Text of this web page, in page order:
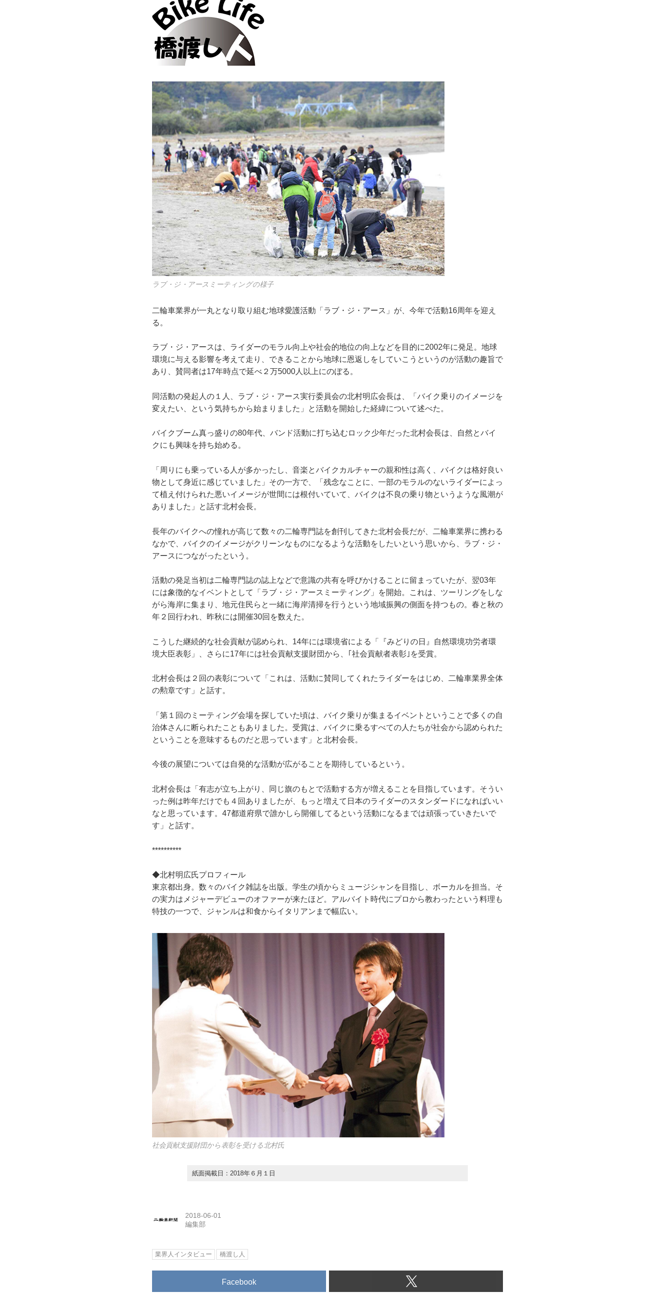
ラブ・ジ・アースミーティングの様子
二輪車業界が一丸となり取り組む地球愛護活動「ラブ・ジ・アース」が、今年で活動16周年を迎え
る。
ラブ・ジ・アースは、ライダーのモラル向上や社会的地位の向上などを目的に2002年に発足。地球
環境に与える影響を考えて走り、できることから地球に恩返しをしていこうというのが活動の趣旨で
あり、賛同者は17年時点で延べ２万5000人以上にのぼる。
同活動の発起人の１人、ラブ・ジ・アース実行委員会の北村明広会長は、「バイク乗りのイメージを
変えたい、という気持ちから始まりました」と活動を開始した経緯について述べた。
バイクブーム真っ盛りの80年代、バンド活動に打ち込むロック少年だった北村会長は、自然とバイ
クにも興味を持ち始める。
「周りにも乗っている人が多かったし、音楽とバイクカルチャーの親和性は高く、バイクは格好良い
物として身近に感じていました」その一方で、「残念なことに、一部のモラルのないライダーによっ
て植え付けられた悪いイメージが世間には根付いていて、バイクは不良の乗り物というような風潮が
ありました」と話す北村会長。
長年のバイクへの憧れが高じて数々の二輪専門誌を創刊してきた北村会長だが、二輪車業界に携わる
なかで、バイクのイメージがクリーンなものになるような活動をしたいという思いから、ラブ・ジ・
アースにつながったという。
活動の発足当初は二輪専門誌の誌上などで意識の共有を呼びかけることに留まっていたが、翌03年
には象徴的なイベントとして「ラブ・ジ・アースミーティング」を開始。これは、ツーリングをしな
がら海岸に集まり、地元住民らと一緒に海岸清掃を行うという地域振興の側面を持つもの。春と秋の
年２回行われ、昨秋には開催30回を数えた。
こうした継続的な社会貢献が認められ、14年には環境省による「『みどりの日』自然環境功労者環
境大臣表彰」、さらに17年には社会貢献支援財団から、｢社会貢献者表彰｣を受賞。
北村会長は２回の表彰について「これは、活動に賛同してくれたライダーをはじめ、二輪車業界全体
の勲章です」と話す。
「第１回のミーティング会場を探していた頃は、バイク乗りが集まるイベントということで多くの自
治体さんに断られたこともありました。受賞は、バイクに乗るすべての人たちが社会から認められた
ということを意味するものだと思っています」と北村会長。
今後の展望については自発的な活動が広がることを期待しているという。
北村会長は「有志が立ち上がり、同じ旗のもとで活動する方が増えることを目指しています。そうい
った例は昨年だけでも４回ありましたが、もっと増えて日本のライダーのスタンダードになればいい
なと思っています。47都道府県で誰かしら開催してるという活動になるまでは頑張っていきたいで
す」と話す。
**********
◆北村明広氏プロフィール
東京都出身。数々のバイク雑誌を出版。学生の頃からミュージシャンを目指し、ボーカルを担当。そ
の実力はメジャーデビューのオファーが来たほど。アルバイト時代にプロから教わったという料理も
特技の一つで、ジャンルは和食からイタリアンまで幅広い。
社会貢献支援財団から表彰を受ける北村氏
紙面掲載日：2018年６月１日
2018-06-01
編集部
業界人インタビュー 橋渡し人
Facebook